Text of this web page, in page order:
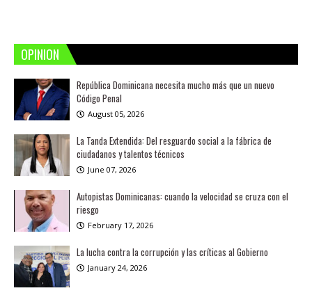
OPINION
República Dominicana necesita mucho más que un nuevo
Código Penal
August 05, 2026
La Tanda Extendida: Del resguardo social a la fábrica de
ciudadanos y talentos técnicos
June 07, 2026
Autopistas Dominicanas: cuando la velocidad se cruza con el
riesgo
February 17, 2026
La lucha contra la corrupción y las críticas al Gobierno
January 24, 2026